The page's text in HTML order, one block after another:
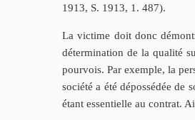
1913, S. 1913, 1. 487).
La victime doit donc
détermination de la qualité
pourvois. Par exemple, la
société a été dépossédée de
étant essentielle au contrat.